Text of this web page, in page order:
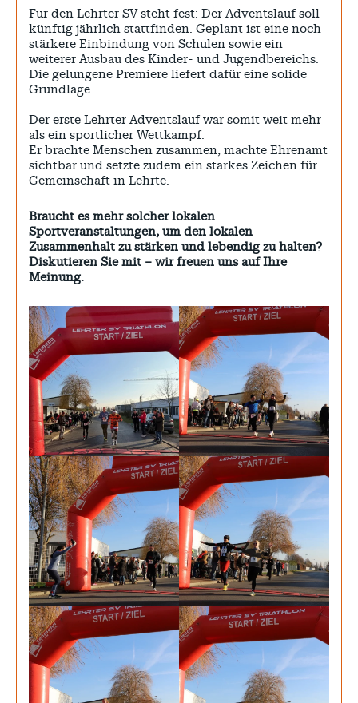
Für den Lehrter SV steht fest: Der Adventslauf soll
künftig jährlich stattfinden. Geplant ist eine noch
stärkere Einbindung von Schulen sowie ein
weiterer Ausbau des Kinder- und Jugendbereichs.
Die gelungene Premiere liefert dafür eine solide
Grundlage.
Der erste Lehrter Adventslauf war somit weit mehr
als ein sportlicher Wettkampf.
Er brachte Menschen zusammen, machte Ehrenamt
sichtbar und setzte zudem ein starkes Zeichen für
Gemeinschaft in Lehrte.
Braucht es mehr solcher lokalen
Sportveranstaltungen, um den lokalen
Zusammenhalt zu stärken und lebendig zu halten?
Diskutieren Sie mit – wir freuen uns auf Ihre
Meinung.